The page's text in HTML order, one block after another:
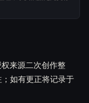
来源二次创作整
如有更正将记录于